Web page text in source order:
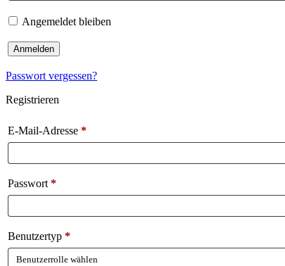
Angemeldet bleiben
Anmelden
Passwort vergessen?
Registrieren
E-Mail-Adresse *
Passwort *
Benutzertyp *